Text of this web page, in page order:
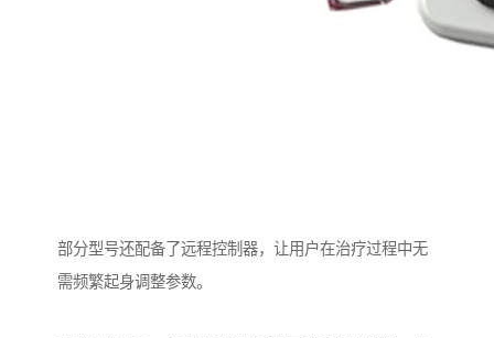
部分型号还配备了远程控制器，让用户在治疗过程中无
需频繁起身调整参数。